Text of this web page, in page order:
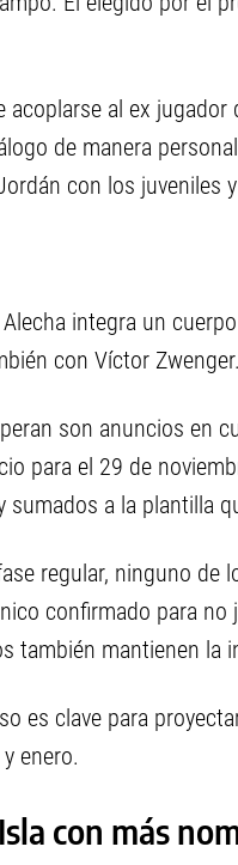
al ex
de manera
con los juveniles
integra un
con Víctor Zwenger.
son anuncios en
para el 29 de
a la plantilla
regular, ninguno de
confirmado para
también mantienen la
es clave para
enero.
con más